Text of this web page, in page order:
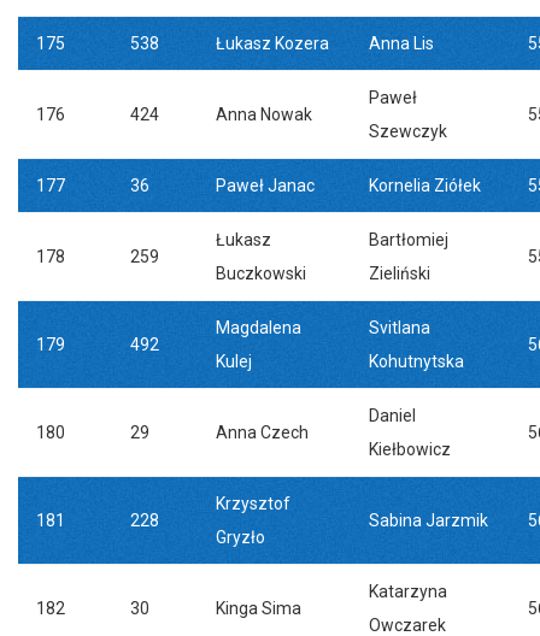
175 538 Łukasz Kozera Anna Lis
176 424 Anna Nowak
Paweł
Szewczyk
177 36 Paweł Janac Kornelia Ziółek
178 259
Łukasz
Buczkowski
Bartłomiej
Zieliński
179 492
Magdalena
Kulej
Svitlana
Kohutnytska
180 29 Anna Czech
Daniel
Kiełbowicz
181 228
Krzysztof
Gryzło
Sabina Jarzmik
182 30 Kinga Sima
Katarzyna
Owczarek